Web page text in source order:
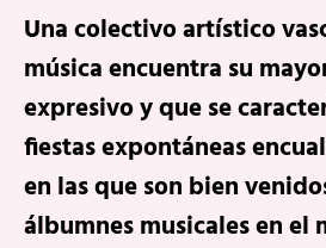
Una colectivo artístico
música encuentra su
expresivo y que se
fiestas expontáneas
en las que son bien
álbumnes musicales en el